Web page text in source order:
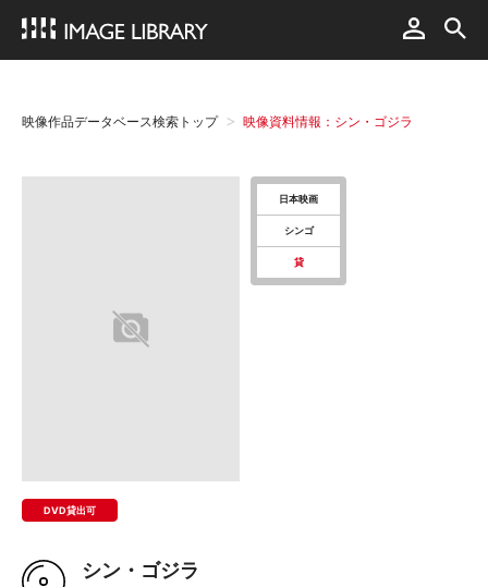
映像作品データベース検索トップ 映像資料情報：シン・ゴジラ
DVD貸出可
日本映画
シンゴ
貸
シン・ゴジラ